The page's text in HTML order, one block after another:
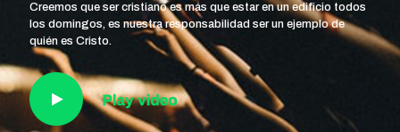
Creemos que ser cristiano es más que estar en un edificio todos
los domingos, es nuestra responsabilidad ser un ejemplo de
quién es Cristo.